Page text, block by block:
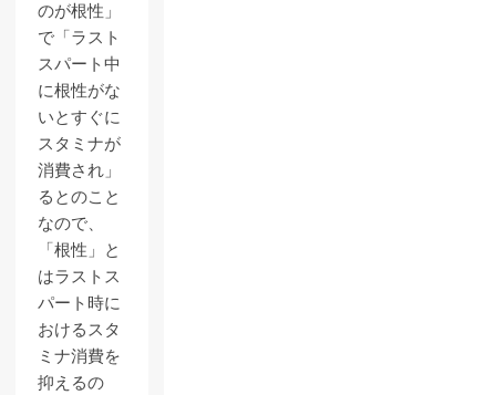
のが根性」
で「ラスト
スパート中
に根性がな
いとすぐに
スタミナが
消費され」
るとのこと
なので、
「根性」と
はラストス
パート時に
おけるスタ
ミナ消費を
抑えるの